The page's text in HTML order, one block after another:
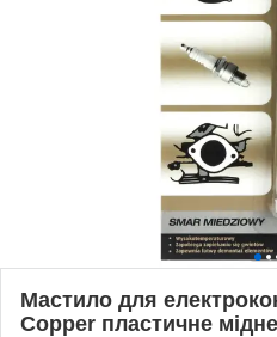
Мастило для
Copper пластичне